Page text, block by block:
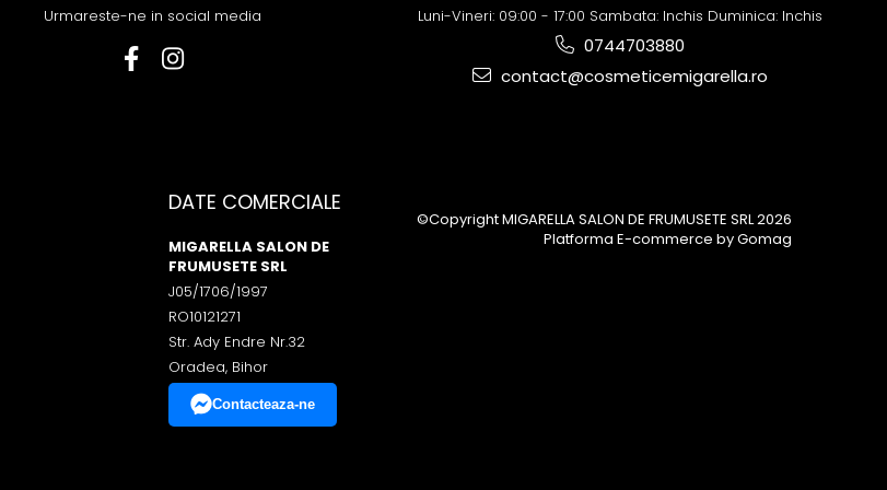
Urmareste-ne in social media Luni-Vineri: 09:00 - 17:00 Sambata: Inchis Duminica: Inchis
0744703880
contact@cosmeticemigarella.ro
DATE COMERCIALE
MIGARELLA SALON DE
FRUMUSETE SRL
J05/1706/1997
RO10121271
Str. Ady Endre Nr.32
Oradea, Bihor
Contacteaza-ne
©Copyright MIGARELLA SALON DE FRUMUSETE SRL 2026
Platforma E-commerce by Gomag